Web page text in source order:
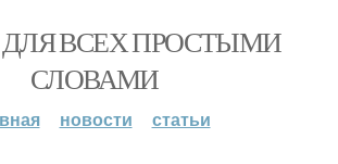
ВСЕХ ПРОСТЫМИ
СЛОВАМИ
новости статьи